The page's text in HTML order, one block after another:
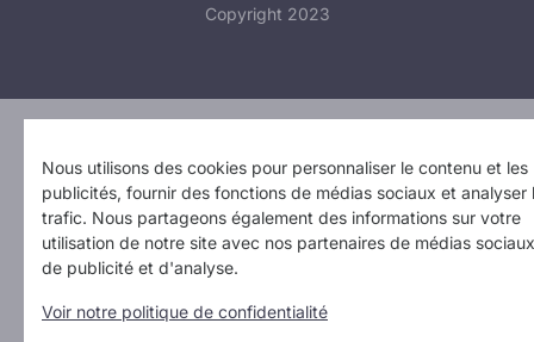
Copyright 2023
Nous utilisons des cookies pour personnaliser le contenu et les
publicités, fournir des fonctions de médias sociaux et analyser
trafic. Nous partageons également des informations sur votre
utilisation de notre site avec nos partenaires de médias
de publicité et d'analyse.
Voir notre politique de confidentialité